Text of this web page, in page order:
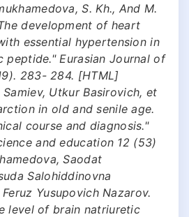
S. Kh., And M.
development of heart
essential hypertension in
peptide." Eurasian Journal of
283- 284. [HTML]
Utkur Basirovich, et
in old and senile age.
course and diagnosis."
and education 12 (53)
Saodat
Salohiddinovna
Yusupovich Nazarov.
level of brain natriuretic